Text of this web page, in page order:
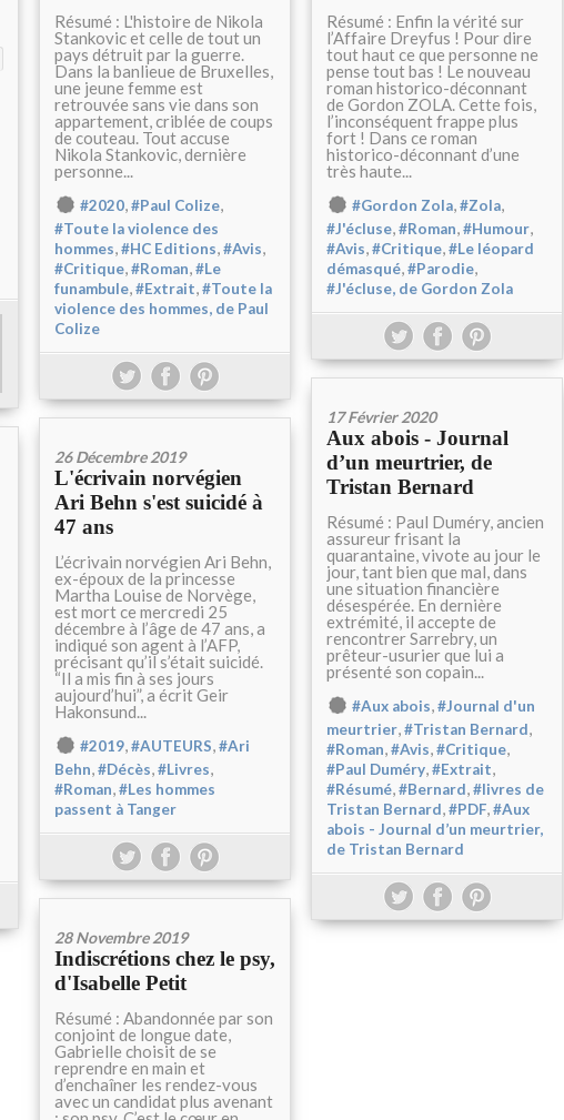
Résumé : L'histoire de Nikola
Stankovic et celle de tout un
pays détruit par la guerre.
Dans la banlieue de Bruxelles,
une jeune femme est
retrouvée sans vie dans son
appartement, criblée de coups
de couteau. Tout accuse
Nikola Stankovic, dernière
personne...
#2020,#Paul Colize,
#Toute la violence des
hommes,#HC Editions,#Avis,
#Critique,#Roman,#Le
funambule,#Extrait,#Toute la
violence des hommes, de Paul
Colize
Résumé : Enfin la vérité sur
l’Affaire Dreyfus ! Pour dire
tout haut ce que personne ne
pense tout bas ! Le nouveau
roman historico-déconnant
de Gordon ZOLA. Cette fois,
l’inconséquent frappe plus
fort ! Dans ce roman
historico-déconnant d’une
très haute...
#Gordon Zola,#Zola,
#J'écluse,#Roman,#Humour,
#Avis,#Critique,#Le léopard
démasqué,#Parodie,
#J'écluse, de Gordon Zola
17 Février 2020
Aux abois - Journal
d’un meurtrier, de
Tristan Bernard
Résumé : Paul Duméry, ancien
assureur frisant la
quarantaine, vivote au jour le
jour, tant bien que mal, dans
une situation financière
désespérée. En dernière
extrémité, il accepte de
rencontrer Sarrebry, un
prêteur-usurier que lui a
présenté son copain...
#Aux abois,#Journal d'un
meurtrier,#Tristan Bernard,
#Roman,#Avis,#Critique,
#Paul Duméry,#Extrait,
#Résumé,#Bernard,#livres de
Tristan Bernard,#PDF,#Aux
abois - Journal d’un meurtrier,
de Tristan Bernard
26 Décembre 2019
L'écrivain norvégien
Ari Behn s'est suicidé à
47 ans
L’écrivain norvégien Ari Behn,
ex-époux de la princesse
Martha Louise de Norvège,
est mort ce mercredi 25
décembre à l’âge de 47 ans, a
indiqué son agent à l’AFP,
précisant qu’il s’était suicidé.
“Il a mis fin à ses jours
aujourd’hui”, a écrit Geir
Hakonsund...
#2019,#AUTEURS,#Ari
Behn,#Décès,#Livres,
#Roman,#Les hommes
passent à Tanger
28 Novembre 2019
Indiscrétions chez le psy,
d'Isabelle Petit
Résumé : Abandonnée par son
conjoint de longue date,
Gabrielle choisit de se
reprendre en main et
d’enchaîner les rendez-vous
avec un candidat plus avenant